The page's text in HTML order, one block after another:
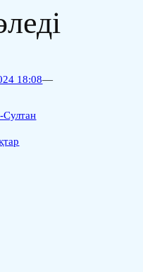
18:08—
Султан